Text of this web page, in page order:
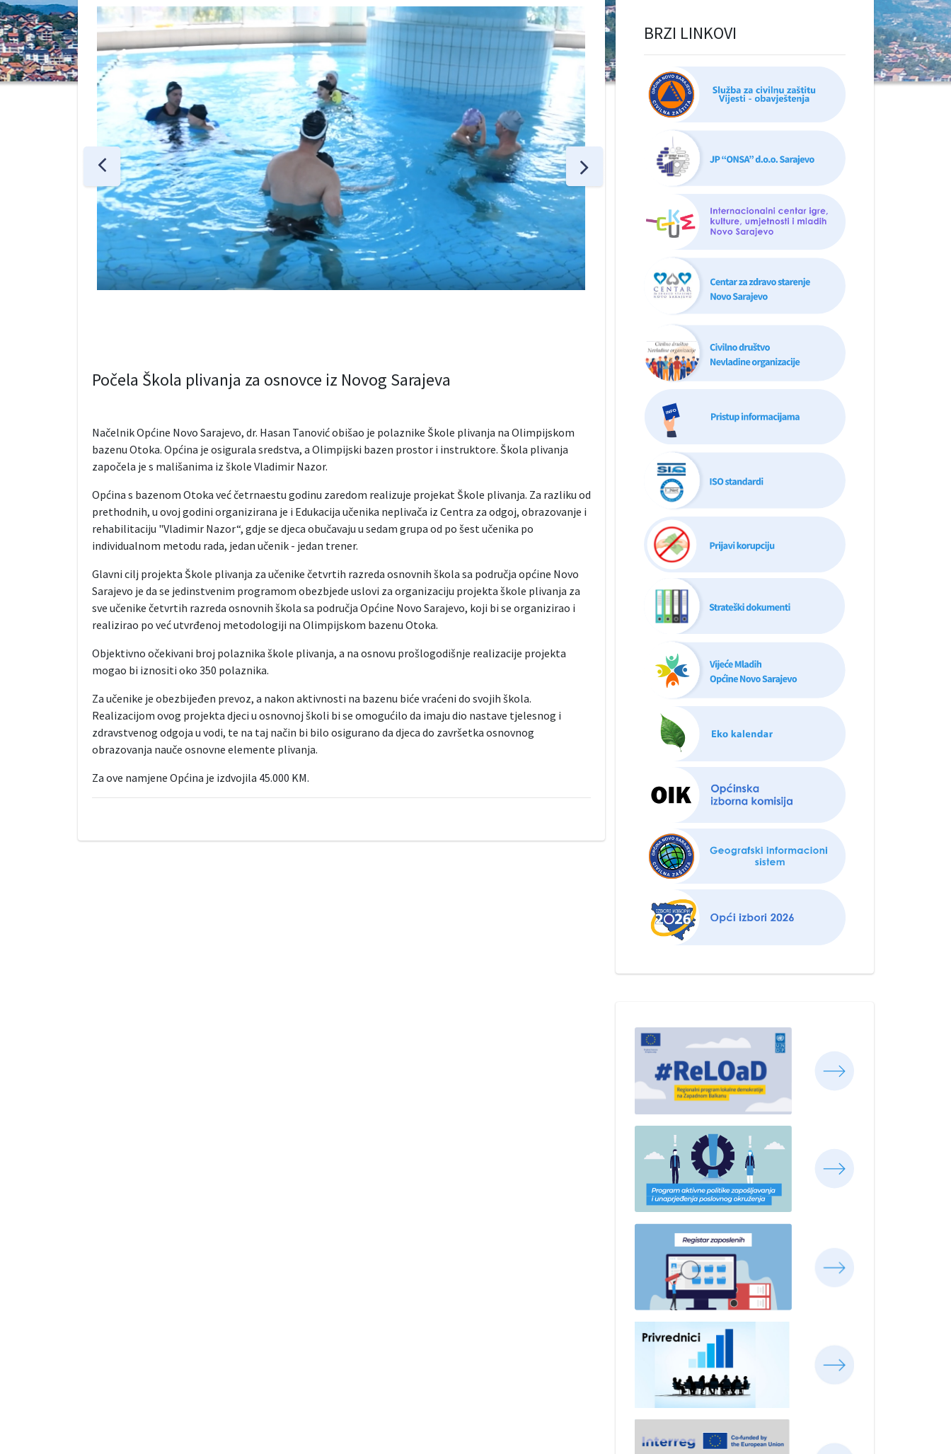
Počela Škola plivanja za osnovce iz Novog Sarajeva
Načelnik Općine Novo Sarajevo, dr. Hasan Tanović obišao je polaznike Škole plivanja na Olimpijskom
bazenu Otoka. Općina je osigurala sredstva, a Olimpijski bazen prostor i instruktore. Škola plivanja
započela je s mališanima iz škole Vladimir Nazor.
Općina s bazenom Otoka već četrnaestu godinu zaredom realizuje projekat Škole plivanja. Za razliku od
prethodnih, u ovoj godini organizirana je i Edukacija učenika neplivača iz Centra za odgoj, obrazovanje i
rehabilitaciju "Vladimir Nazor“, gdje se djeca obučavaju u sedam grupa od po šest učenika po
individualnom metodu rada, jedan učenik - jedan trener.
Glavni cilj projekta Škole plivanja za učenike četvrtih razreda osnovnih škola sa područja općine Novo
Sarajevo je da se jedinstvenim programom obezbjede uslovi za organizaciju projekta škole plivanja za
sve učenike četvrtih razreda osnovnih škola sa područja Općine Novo Sarajevo, koji bi se organizirao i
realizirao po već utvrđenoj metodologiji na Olimpijskom bazenu Otoka.
Objektivno očekivani broj polaznika škole plivanja, a na osnovu prošlogodišnje realizacije projekta
mogao bi iznositi oko 350 polaznika.
Za učenike je obezbijeđen prevoz, a nakon aktivnosti na bazenu biće vraćeni do svojih škola.
Realizacijom ovog projekta djeci u osnovnoj školi bi se omogućilo da imaju dio nastave tjelesnog i
zdravstvenog odgoja u vodi, te na taj način bi bilo osigurano da djeca do završetka osnovnog
obrazovanja nauče osnovne elemente plivanja.
Za ove namjene Općina je izdvojila 45.000 KM.
BRZI LINKOVI